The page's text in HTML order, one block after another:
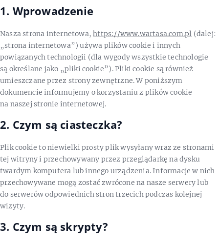
1. Wprowadzenie
Nasza strona internetowa,https://www.wartasa.com.pl (dalej:
„strona internetowa”) używa plików cookie i innych
powiązanych technologii (dla wygody wszystkie technologie
są określane jako „pliki cookie”). Pliki cookie są również
umieszczane przez strony zewnętrzne. W poniższym
dokumencie informujemy o korzystaniu z plików cookie
na naszej stronie internetowej.
2. Czym są ciasteczka?
Plik cookie to niewielki prosty plik wysyłany wraz ze stronami
tej witryny i przechowywany przez przeglądarkę na dysku
twardym komputera lub innego urządzenia. Informacje w nich
przechowywane mogą zostać zwrócone na nasze serwery lub
do serwerów odpowiednich stron trzecich podczas kolejnej
wizyty.
3. Czym są skrypty?